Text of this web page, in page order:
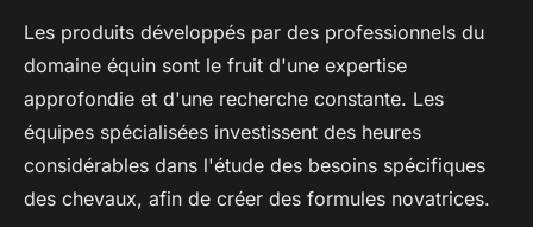
Les produits développés par des professionnels du
domaine équin sont le fruit d'une expertise
approfondie et d'une recherche constante. Les
équipes spécialisées investissent des heures
considérables dans l'étude des besoins spécifiques
des chevaux, afin de créer des formules novatrices.